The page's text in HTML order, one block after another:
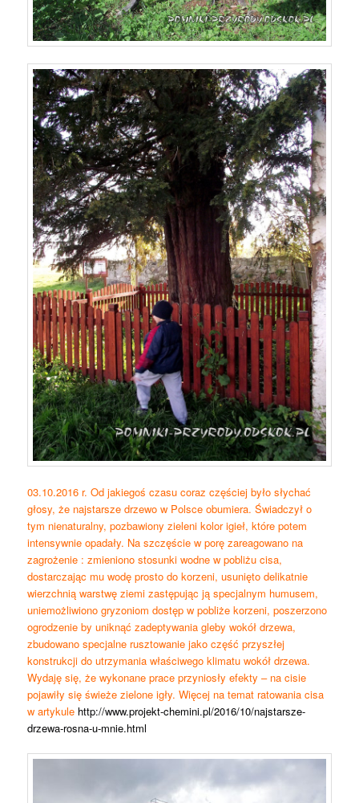
03.10.2016 r. Od jakiegoś czasu coraz częściej było słychać
głosy, że najstarsze drzewo w Polsce obumiera. Świadczył o
tym nienaturalny, pozbawiony zieleni kolor igieł, które potem
intensywnie opadały. Na szczęście w porę zareagowano na
zagrożenie : zmieniono stosunki wodne w pobliżu cisa,
dostarczając mu wodę prosto do korzeni, usunięto delikatnie
wierzchnią warstwę ziemi zastępując ją specjalnym humusem,
uniemożliwiono gryzoniom dostęp w pobliże korzeni, poszerzono
ogrodzenie by uniknąć zadeptywania gleby wokół drzewa,
zbudowano specjalne rusztowanie jako część przyszłej
konstrukcji do utrzymania właściwego klimatu wokół drzewa.
Wydaję się, że wykonane prace przyniosły efekty – na cisie
pojawiły się świeże zielone igły. Więcej na temat ratowania cisa
w artykule http://www.projekt-chemini.pl/2016/10/najstarsze-
drzewa-rosna-u-mnie.html